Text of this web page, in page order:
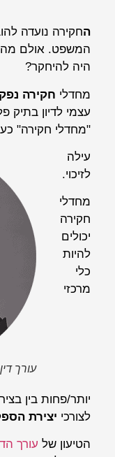
החקירה נועדה
המשפט. אולם מה
היה להיחקר?
מחדלי חקירה
עצמי לדיון בתיק
"מחדלי חקירה"
עורך
עילה
לזיכוי.
מחדלי
חקירה
יכולים
להיות
כלי
מרכזי
יותר/פחות בין
לצורכי יצירת
הטיעון של עורך